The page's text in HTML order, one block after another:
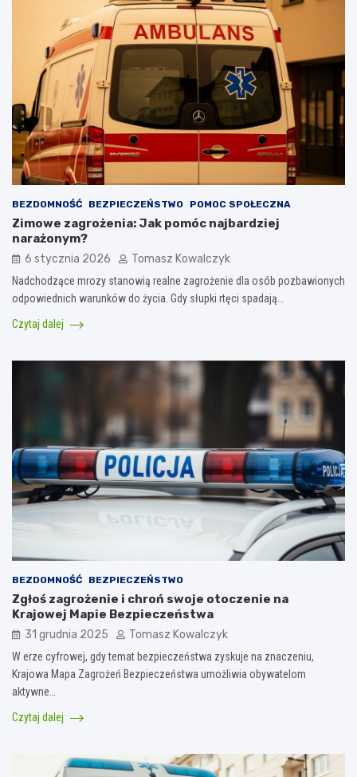
BEZDOMNOŚĆ BEZPIECZEŃSTWO POMOC SPOŁECZNA
Zimowe zagrożenia: Jak pomóc najbardziej
narażonym?
6 stycznia 2026 Tomasz Kowalczyk
Nadchodzące mrozy stanowią realne zagrożenie dla osób pozbawionych
odpowiednich warunków do życia. Gdy słupki rtęci spadają…
Czytaj dalej
BEZDOMNOŚĆ BEZPIECZEŃSTWO
Zgłoś zagrożenie i chroń swoje otoczenie na
Krajowej Mapie Bezpieczeństwa
31 grudnia 2025 Tomasz Kowalczyk
W erze cyfrowej, gdy temat bezpieczeństwa zyskuje na znaczeniu,
Krajowa Mapa Zagrożeń Bezpieczeństwa umożliwia obywatelom
aktywne…
Czytaj dalej